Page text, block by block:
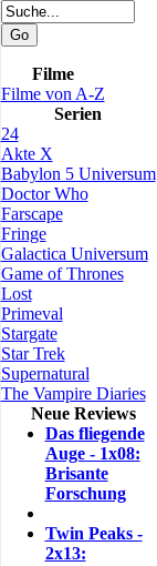
Filme
Filme von A-Z
Serien
24
Akte X
Babylon 5 Universum
Doctor Who
Farscape
Fringe
Galactica Universum
Game of Thrones
Lost
Primeval
Stargate
Star Trek
Supernatural
The Vampire Diaries
Neue Reviews
Das fliegende
Auge - 1x08:
Brisante
Forschung
Twin Peaks -
2x13: